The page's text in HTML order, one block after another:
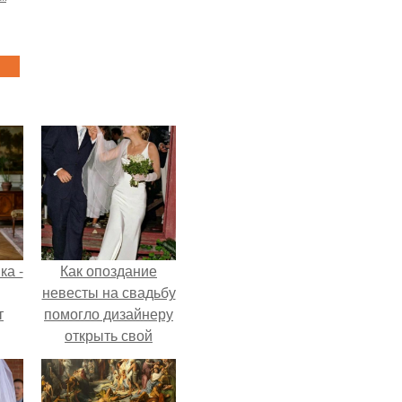
-
и
Как опоздание
невесты на свадьбу
помогло дизайнеру
открыть свой
бренд.